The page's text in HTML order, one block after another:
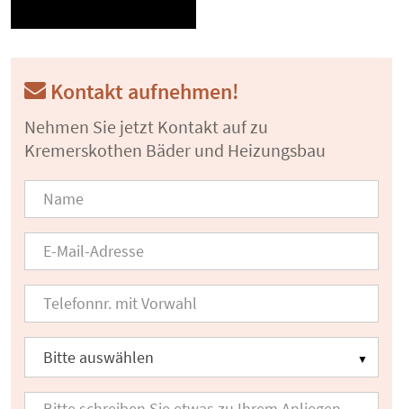
Kontakt aufnehmen!
Nehmen Sie jetzt Kontakt auf zu
Kremerskothen Bäder und Heizungsbau